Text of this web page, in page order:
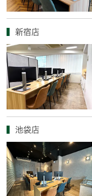
新宿店
池袋店